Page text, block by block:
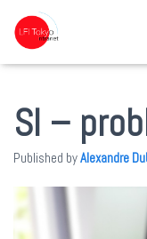
SI –
Published byAlexandre